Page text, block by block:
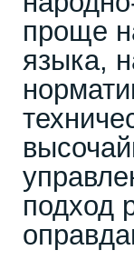
проще
языка,
подход